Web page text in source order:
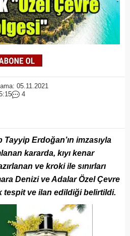
05.11.2021
4
Erdoğan’ın imzasıyla
kararda, kıyı kenar
ve kroki ile sınırları
Denizi ve Adalar Özel Çevre
tespit ve ilan edildiği belirtildi.